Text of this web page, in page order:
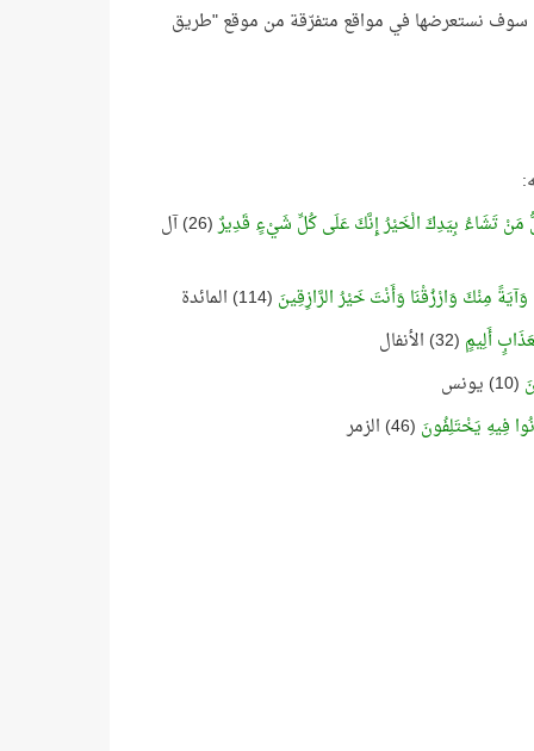
سوف نستعرضها في مواقع متفرّقة من موقع "طريق
مَنْ تَشَاءُ بِيَدِكَ الْخَيْرُ إِنَّكَ عَلَى كُلِّ شَيْءٍ قَدِيرٌ (26) آل
وَآيَةً مِنْكَ وَارْزُقْنَا وَأَنْتَ خَيْرُ الرَّازِقِينَ (114) المائدة
أَلِيمٍ (32) الأنفال
(10) يونس
فِيهِ يَخْتَلِفُونَ (46) الزمر